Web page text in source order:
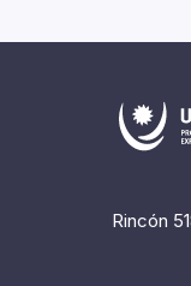
Rincón